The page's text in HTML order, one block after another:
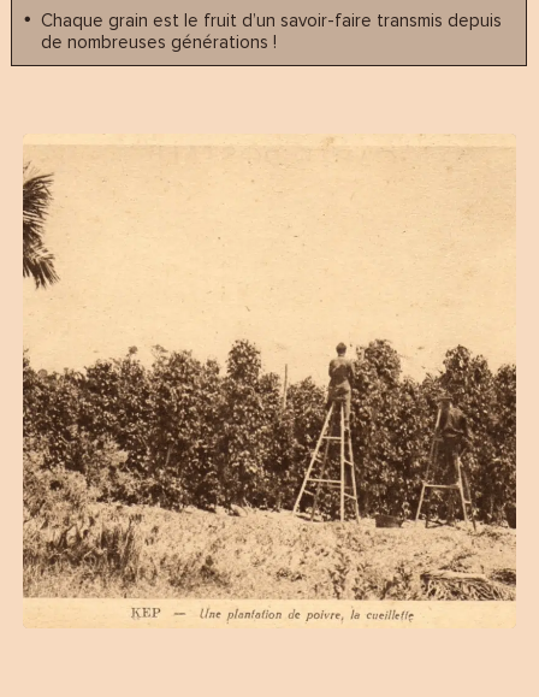
Chaque grain est le fruit d’un savoir-faire transmis depuis
de nombreuses générations !